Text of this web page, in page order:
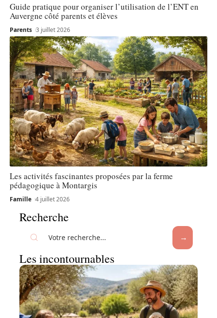
Guide pratique pour organiser l’utilisation de l’ENT en
Auvergne côté parents et élèves
Parents 3 juillet 2026
Les activités fascinantes proposées par la ferme
pédagogique à Montargis
Famille 4 juillet 2026
Recherche
Les incontournables